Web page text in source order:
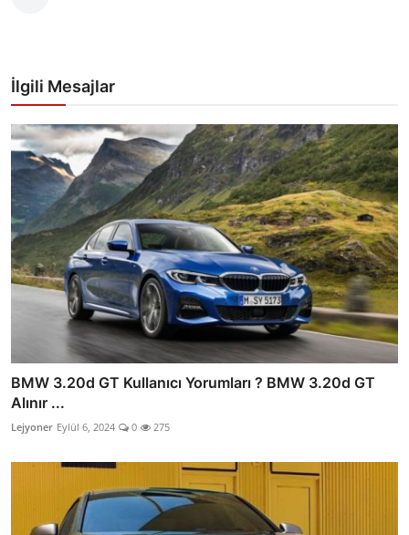
İlgili Mesajlar
BMW 3.20d GT Kullanıcı Yorumları ? BMW 3.20d GT
Alınır ...
Lejyoner Eylül 6, 2024 0 275